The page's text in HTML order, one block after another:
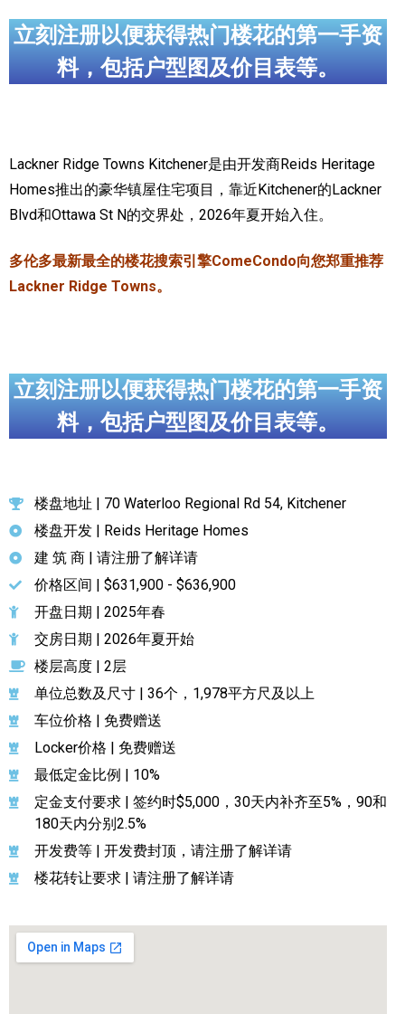
地产杂谈
走近加拿大
加拿大的历史文化
加拿大社会保险系统
安大略省免费医疗保险
立刻注册以便获得热门楼花的第一手资
料，包括户型图及价目表等。
Lackner Ridge Towns Kitchener是由开发商Reids Heritage
Homes推出的豪华镇屋住宅项目，靠近Kitchener的Lackner
Blvd和Ottawa St N的交界处，2026年夏开始入住。
多伦多最新最全的楼花搜索引擎ComeCondo向您郑重推荐
Lackner Ridge Towns。
立刻注册以便获得热门楼花的第一手资
料，包括户型图及价目表等。
楼盘地址 | 70 Waterloo Regional Rd 54, Kitchener
楼盘开发 | Reids Heritage Homes
建 筑 商 | 请注册了解详请
价格区间 | $631,900 - $636,900
开盘日期 | 2025年春
交房日期 | 2026年夏开始
楼层高度 | 2层
单位总数及尺寸 | 36个，1,978平方尺及以上
车位价格 | 免费赠送
Locker价格 | 免费赠送
最低定金比例 | 10%
定金支付要求 | 签约时$5,000，30天内补齐至5%，90和
180天内分别2.5%
开发费等 | 开发费封顶，请注册了解详请
楼花转让要求 | 请注册了解详请